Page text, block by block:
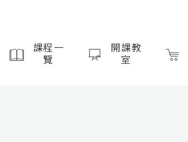
課程一
覽
開課教
室